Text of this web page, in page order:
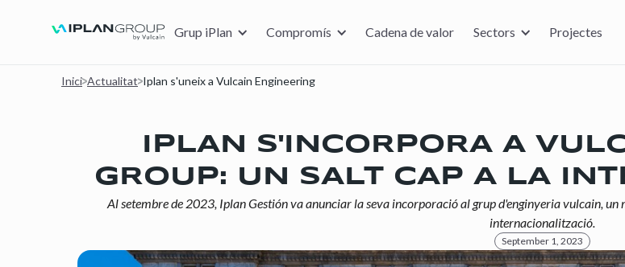
Grup iPlan Compromís Cadena de valor Sectors Projectes
Inici Actualitat Iplan s'uneix a Vulcain Engineering
IPLAN S'INCORPORA A
GROUP: UN SALT CAP A LA
Al setembre de 2023, Iplan Gestión va anunciar la seva incorporació al grup d'enginyeria vulcain,
internacionalització.
September 1, 2023